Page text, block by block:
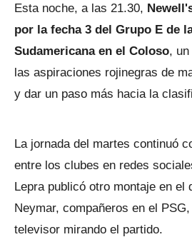
Esta noche, a las 21.30,
por la fecha 3 del Grupo E de
Sudamericana en el Coloso,
las aspiraciones rojinegras de
y dar un paso más hacia la
La jornada del martes continuó
entre los clubes en redes
Lepra publicó otro montaje en el
Neymar, compañeros en el
televisor mirando el partido.